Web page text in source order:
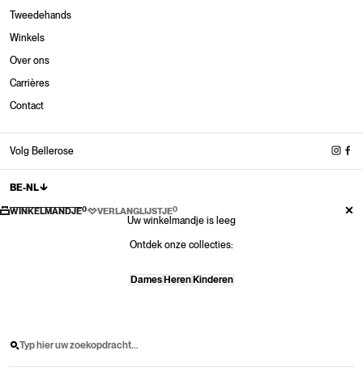
Tweedehands
Winkels
Over ons
Carrières
Contact
Volg Bellerose
BE-NL
Nieuw binnen
Nieuw binnen
Nieuw binnen
Shop nu
WINKELMANDJE0 VERLANGLIJSTJE0
Uw winkelmandje is leeg
Ontdek onze collecties:
Dames Heren Kinderen